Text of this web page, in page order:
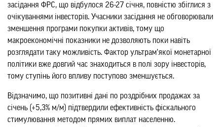
засідання ФРС, що відбулося 26-27 січня, повністю збіглися з
очікуваннями інвесторів. Учасники засідання не обговорювали
зменшення програми покупки активів, тому що
макроекономічні показники не дозволяють поки навіть
розглядати таку можливість. Фактор ультрам'якої монетарної
політики вже довгий час знаходиться в полі зору інвесторів,
тому ступінь його впливу поступово зменшується.
Відзначимо, що позитивні дані по роздрібних продажах за
січень (+5,3% м/м) підтвердили ефективність фіскального
стимулювання методом прямих виплат населенню.